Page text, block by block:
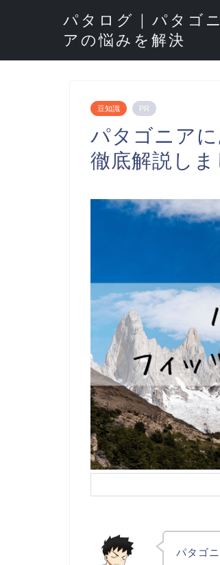
パタログ | パタゴニ
アの悩みを解決
豆知識 PR
パタゴニア
徹底解説しま
パタゴ